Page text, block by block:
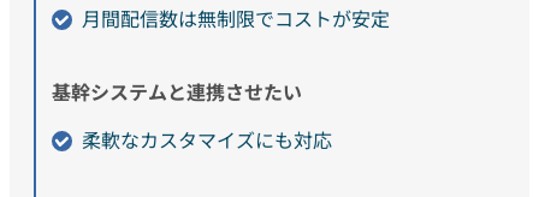
月間配信数は無制限でコストが安定
基幹システムと連携させたい
柔軟なカスタマイズにも対応